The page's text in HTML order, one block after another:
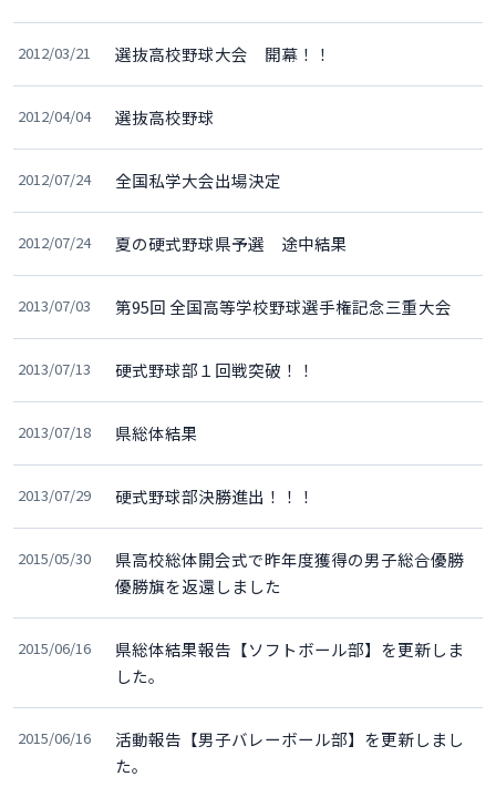
2012/03/21 選抜高校野球大会 開幕！！
2012/04/04 選抜高校野球
2012/07/24 全国私学大会出場決定
2012/07/24 夏の硬式野球県予選 途中結果
2013/07/03 第95回 全国高等学校野球選手権記念三重大会
2013/07/13 硬式野球部１回戦突破！！
2013/07/18 県総体結果
2013/07/29 硬式野球部決勝進出！！！
2015/05/30
県高校総体開会式で昨年度獲得の男子総合優勝
優勝旗を返還しました
2015/06/16
県総体結果報告【ソフトボール部】を更新しま
した。
2015/06/16
活動報告【男子バレーボール部】を更新しまし
た。